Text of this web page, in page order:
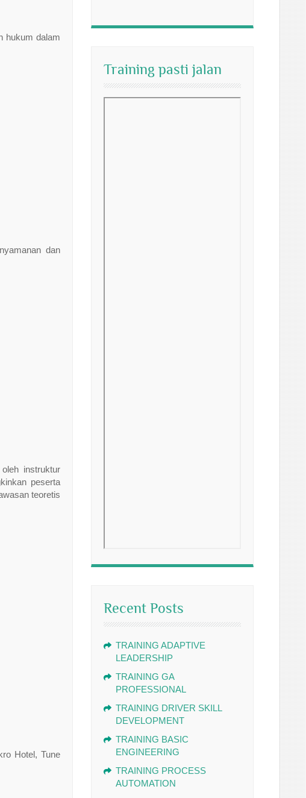
hukum dalam
dan
instruktur
peserta
teoretis
Hotel, Tune
Training pasti jalan
Recent Posts
TRAINING ADAPTIVE
LEADERSHIP
TRAINING GA
PROFESSIONAL
TRAINING DRIVER SKILL
DEVELOPMENT
TRAINING BASIC
ENGINEERING
TRAINING PROCESS
AUTOMATION